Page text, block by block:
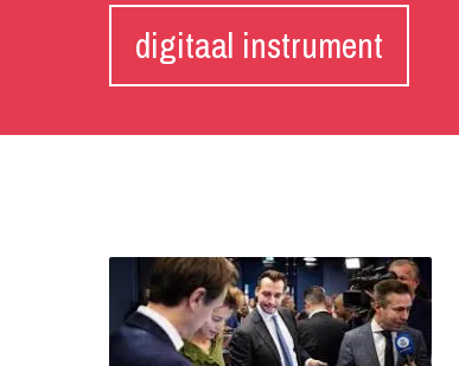
digitaal instrument